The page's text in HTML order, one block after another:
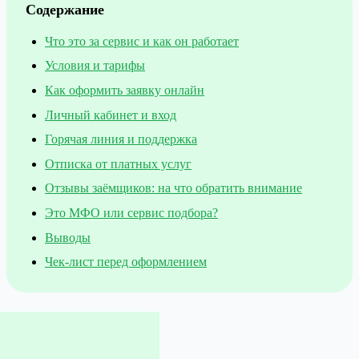
Содержание
Что это за сервис и как он работает
Условия и тарифы
Как оформить заявку онлайн
Личный кабинет и вход
Горячая линия и поддержка
Отписка от платных услуг
Отзывы заёмщиков: на что обратить внимание
Это МФО или сервис подбора?
Выводы
Чек-лист перед оформлением